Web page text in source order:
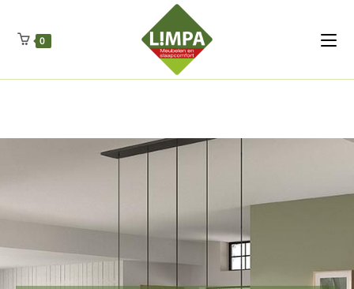
Regenschut
Drueckerpro
Fettsauren Dekemax Kapselmed
Luftkuhlen Zauberfan Netzfenste Insektensc
0